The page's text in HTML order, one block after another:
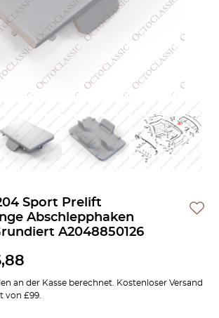
Sport Prelift
Abschlepphaken
A2048850126
an der Kasse berechnet. Kostenloser Versand
von £99.